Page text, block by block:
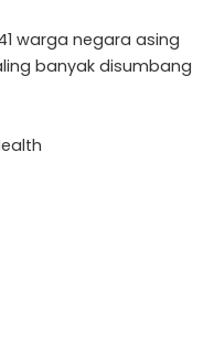
warga negara asing
banyak disumbang